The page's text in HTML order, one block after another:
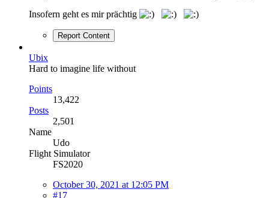
Insofern geht es mir prächtig
Report Content
Ubix
Hard to imagine life without
Points
13,422
Posts
2,501
Name
Udo
Flight Simulator
FS2020
October 30, 2021 at 12:05 PM
#17